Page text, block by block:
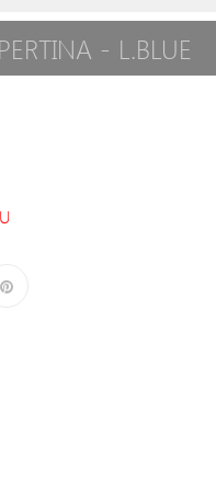
- L.BLUE